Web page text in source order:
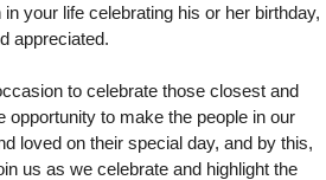
your life celebrating his or her birthday,
appreciated.
to celebrate those closest and
opportunity to make the people in our
loved on their special day, and by this,
us as we celebrate and highlight the